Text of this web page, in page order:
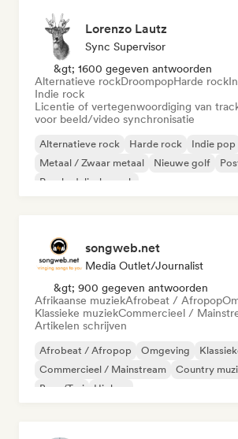
Lorenzo Lautz
Sync Supervisor
&gt; 1600 gegeven antwoorden
Alternatieve rockDroompopHarde rock
Indie rock
Licentie of vertegenwoordiging van
voor beeld/video synchronisatie
Alternatieve rock Harde rock Indie pop
Metaal / Zwaar metaal
Nieuwe golf
Psychedelische rock
songweb.net
Media Outlet/Journalist
&gt; 900 gegeven antwoorden
Afrikaanse muziekAfrobeat / Afropop
Klassieke muziekCommercieel /
Artikelen schrijven
Afrobeat / Afropop Omgeving
Commercieel / Mainstream
Country
Boor/Trui
Hiphop